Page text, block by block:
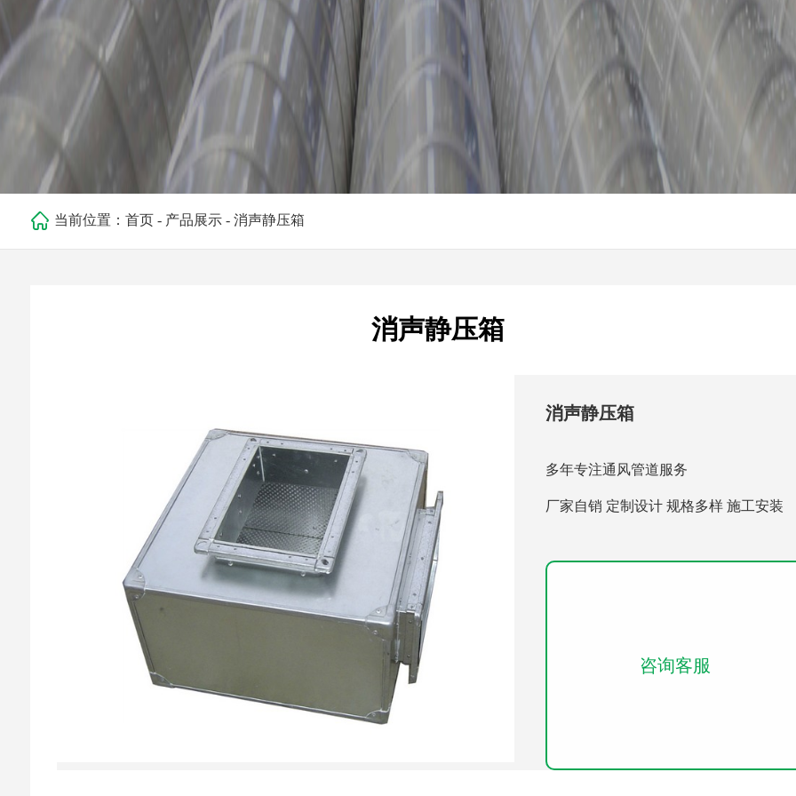
当前位置： 首页- 产品展示- 消声静压箱
消声静压箱
消声静压箱
多年专注通风管道服务
厂家自销 定制设计 规格多样 施工安装
咨询客服